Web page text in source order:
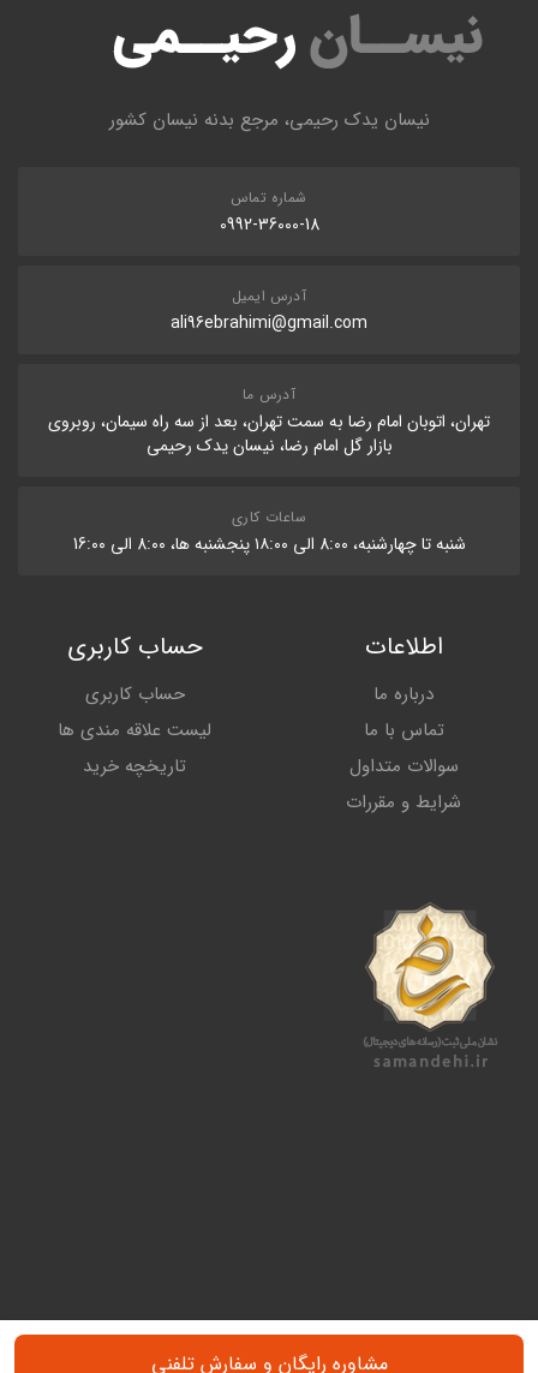
نیسان یدک رحیمی، مرجع بدنه نیسان کشور
شماره تماس
0992-36000-18
آدرس ایمیل
ali96ebrahimi@gmail.com
آدرس ما
تهران، اتوبان امام رضا به سمت تهران، بعد از سه راه سیمان، روبروی
بازار گل امام رضا، نیسان یدک رحیمی
ساعات کاری
شنبه تا چهارشنبه، 8:۰۰ الی ۱۸:۰۰ پنجشنبه ها، 8:۰۰ الی 16:۰۰
اطلاعات
درباره ما
تماس با ما
سوالات متداول
شرایط و مقررات
حساب کاربری
حساب کاربری
لیست علاقه مندی ها
تاریخچه خرید
مشاوره رایگان و سفارش تلفنی